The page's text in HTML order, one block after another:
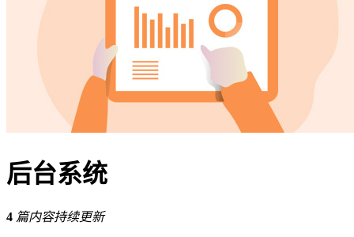
后台系统
4 篇内容持续更新